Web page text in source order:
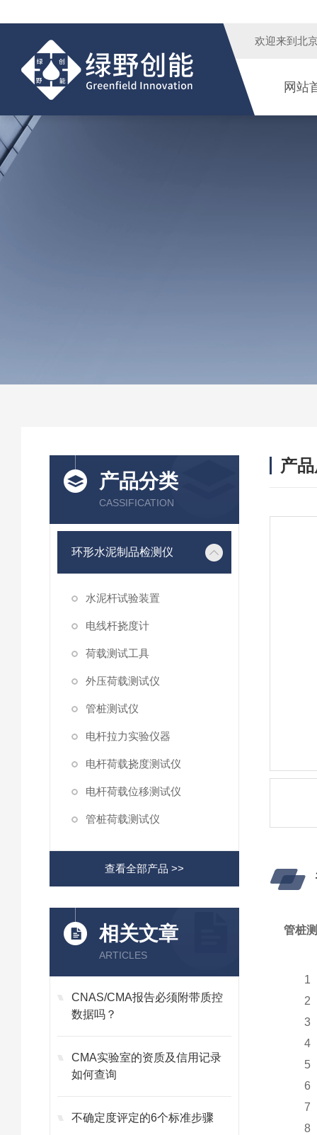
欢迎来到 北
网站
产品分类
CASSIFICATION
环形水泥制品检测仪
水泥杆试验装置
电线杆挠度计
荷载测试工具
外压荷载测试仪
管桩测试仪
电杆拉力实验仪器
电杆荷载挠度测试仪
电杆荷载位移测试仪
管桩荷载测试仪
查看全部产品 >>
相关文章
ARTICLES
CNAS/CMA报告必须附带质控
数据吗？
CMA实验室的资质及信用记录
如何查询
不确定度评定的6个标准步骤
产
管桩
1
2
3
4
5
6
7
8